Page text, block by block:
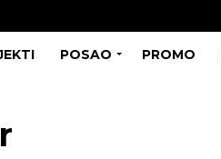
POSAO PROMO